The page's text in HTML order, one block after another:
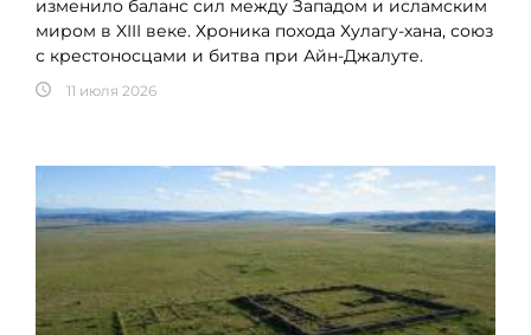
изменило баланс сил между Западом и исламским
миром в XIII веке. Хроника похода Хулагу-хана, союз
с крестоносцами и битва при Айн-Джалуте.
11 июля 2026